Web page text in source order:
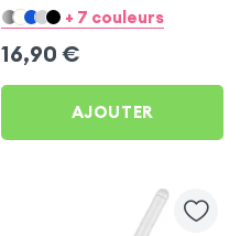
Galaxy Tab S10 Ultra /
S6 Lite
+ 7 couleurs
16,90 €
AJOUTER